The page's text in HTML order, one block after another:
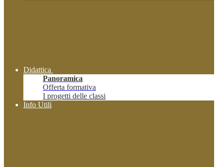
Didattica
Panoramica
Offerta formativa
I progetti delle classi
Info Utili